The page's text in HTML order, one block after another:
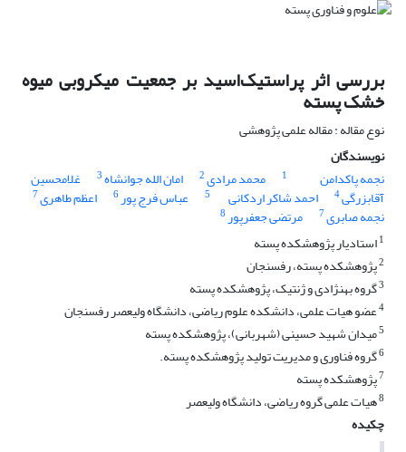
بررسی اثر پراستیک‌اسید بر جمعیت میکروبی میوه
خشک پسته
نوع مقاله : مقاله علمی پژوهشی
نویسندگان
نجمه پاکدامن
1 محمد مرادی2 امان الله جوانشاه3 غلامحسین
آقابزرگی4 احمد شاکر اردکانی 5 عباس فرج پور6 اعظم طاهری7
نجمه صابری7 مرتضی جعفرپور8
1استادیار پژوهشکده پسته
2پژوهشکده پسته، رفسنجان
3گروه بهنژادی و ژنتیک، پژوهشکده پسته
4عضو هیات علمی، دانشکده علوم ریاضی، دانشگاه ولیعصر رفسنجان
5میدان شهید حسینی (شهربانی)، پژوهشکده پسته
6گروه فناوری و مدیریت تولید پژوهشکده پسته.
7پژوهشکده پسته
8هیات علمی گروه ریاضی، دانشگاه ولیعصر
چکیده